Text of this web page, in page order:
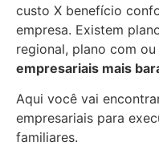
custo X benefício
empresa. Existem
regional, plano com
empresariais mais
Aqui você vai
empresariais para
familiares.